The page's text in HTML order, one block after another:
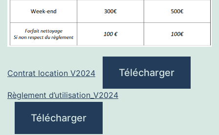
Contrat location V2024 Télécharger
Règlement d’utilisation_V2024
Télécharger